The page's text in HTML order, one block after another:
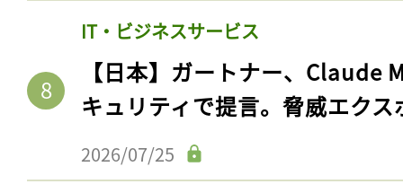
IT・ビジネスサービス
【日本】ガートナー、Claude
キュリティで提言。脅威エク
2026/07/25